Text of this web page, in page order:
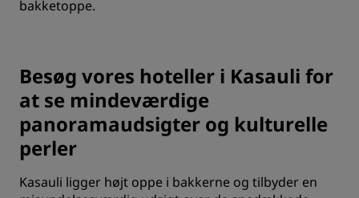
bakketoppe.
Besøg vores hoteller i Kasauli for
at se mindeværdige
panoramaudsigter og kulturelle
perler
Kasauli ligger højt oppe i bakkerne og tilbyder en